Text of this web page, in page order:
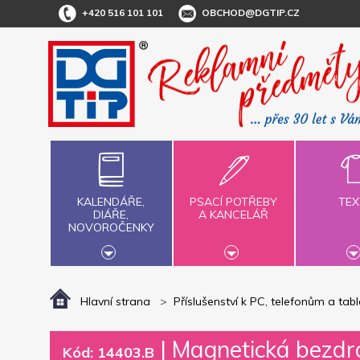
+420 516 101 101 OBCHOD@DGTIP.CZ
KALENDÁŘE,
DIÁŘE,
NOVOROČENKY
PSACÍ POTŘEBY
A KANCELÁŘ
Hlavní strana Příslušenství k PC, telefonům a
Kód: 14403.B | Magnetická